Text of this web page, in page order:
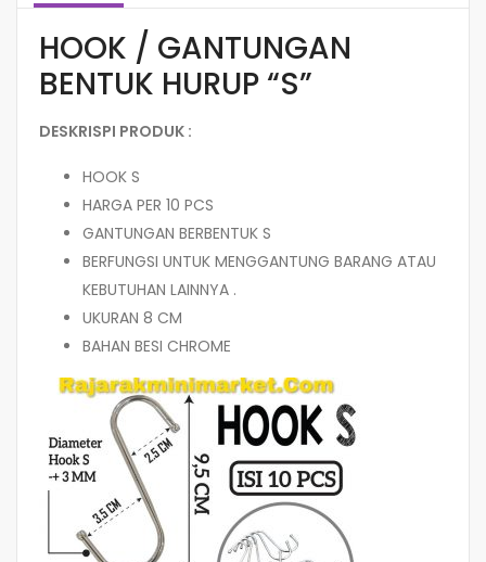
HOOK / GANTUNGAN
BENTUK HURUP “S”
DESKRISPI PRODUK :
HOOK S
HARGA PER 10 PCS
GANTUNGAN BERBENTUK S
BERFUNGSI UNTUK MENGGANTUNG BARANG ATAU
KEBUTUHAN LAINNYA .
UKURAN 8 CM
BAHAN BESI CHROME